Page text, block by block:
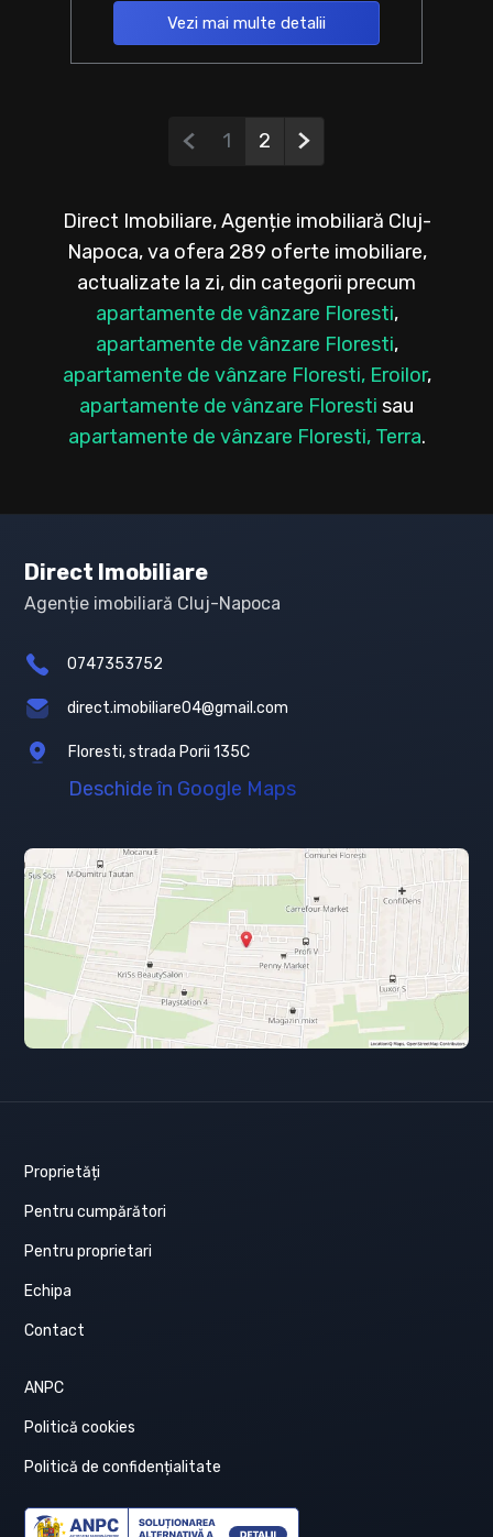
Vezi mai multe detalii
Pagina anterioară
1 2 Pagina următoare
Direct Imobiliare, Agenție imobiliară Cluj-
Napoca, va ofera 289 oferte imobiliare,
actualizate la zi, din categorii precum
apartamente de vânzare Floresti,
apartamente de vânzare Floresti,
apartamente de vânzare Floresti, Eroilor,
apartamente de vânzare Floresti sau
apartamente de vânzare Floresti, Terra.
Direct Imobiliare
Agenție imobiliară Cluj-Napoca
0747353752
direct.imobiliare04@gmail.com
Floresti, strada Porii 135C
Deschide în Google Maps
Proprietăți
Pentru cumpărători
Pentru proprietari
Echipa
Contact
ANPC
Politică cookies
Politică de confidențialitate